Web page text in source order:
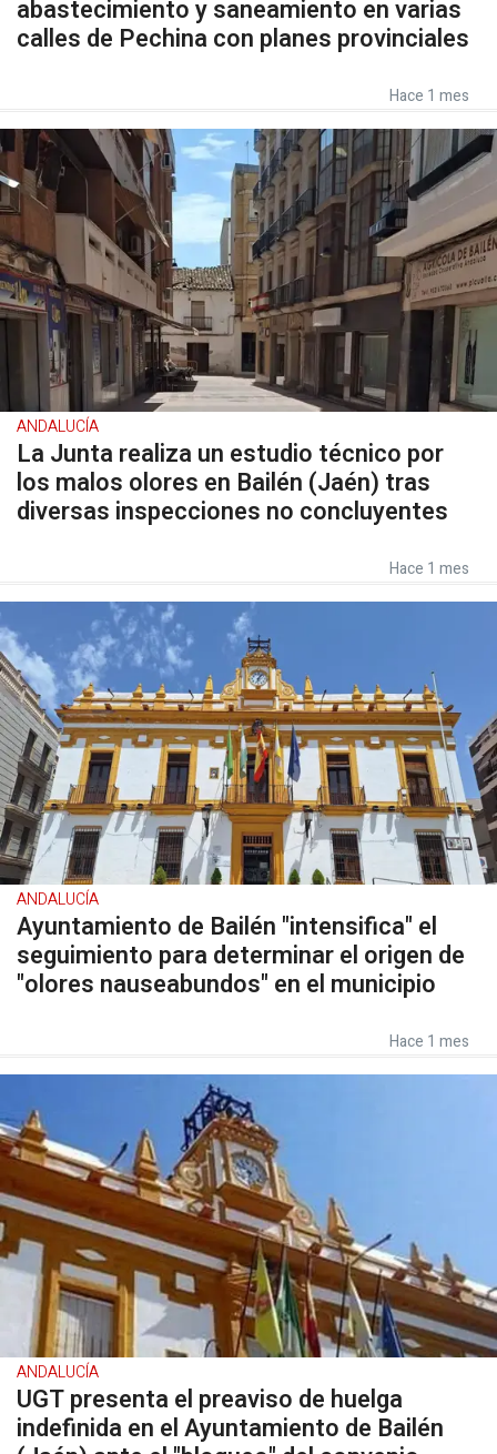
abastecimiento y saneamiento en varias
calles de Pechina con planes provinciales
Hace 1 mes
ANDALUCÍA
La Junta realiza un estudio técnico por
los malos olores en Bailén (Jaén) tras
diversas inspecciones no concluyentes
Hace 1 mes
ANDALUCÍA
Ayuntamiento de Bailén "intensifica" el
seguimiento para determinar el origen de
"olores nauseabundos" en el municipio
Hace 1 mes
ANDALUCÍA
UGT presenta el preaviso de huelga
indefinida en el Ayuntamiento de Bailén